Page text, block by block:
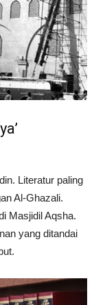
Literatur paling
Al-Ghazali.
Masjidil Aqsha.
yang ditandai